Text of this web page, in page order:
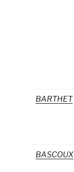
BARTHET
BASCOUX